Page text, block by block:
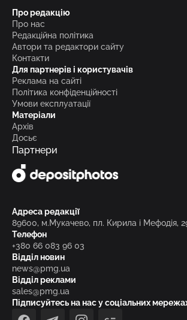
Про редакцію
Про нас
Редакційна політика
Автори та редактори сайту
Контакти
Для партнерів і користувачів
Реклама на сайті
Політика конфіденційності
Умови експлуатації
Матеріали
Архів
Досьє
Партнери
Адреса редакції
89600, м.Мукачево, пл. Кирила і Мефодія,
Телефон
+380 66 083 96 03
Відділ новин
news@pmg.ua
Відділ реклами
sales@pmg.ua
Підписуйтесь на нас у соціальних